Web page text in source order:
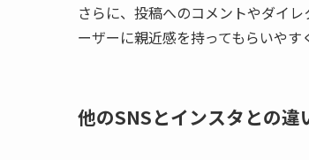
さらに、投稿へのコメントやダイ
ーザーに親近感を持ってもらいやす
他のSNSとインスタとの違